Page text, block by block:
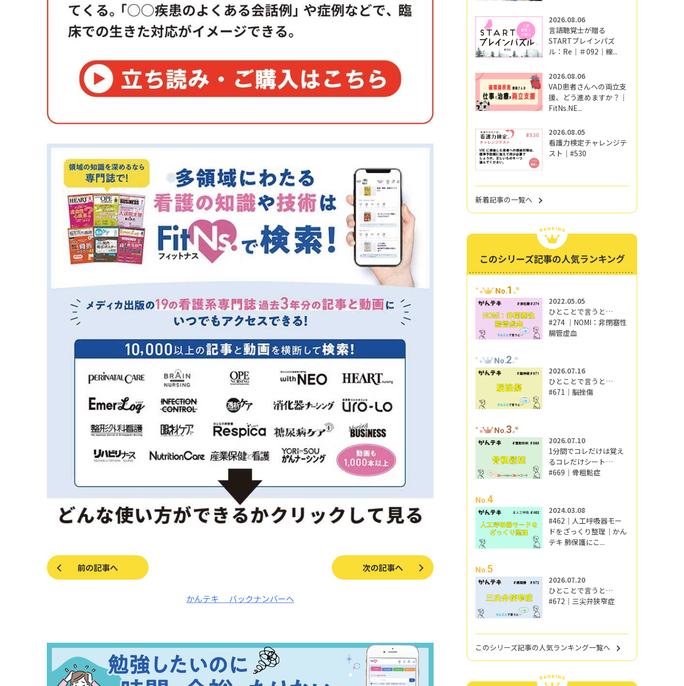
前の記事へ 次の記事へ
かんテキ バックナンバーへ
2026.08.06
言語聴覚士が贈る
STARTブレインパズ
ル：Re｜＃092｜線...
2026.08.06
VAD患者さんへの両立支
援、どう進めますか？｜
FitNs.NE...
2026.08.05
看護力検定チャレンジテ
スト｜#530
新着記事の一覧へ
このシリーズ記事の人気ランキング
No.1
2022.05.05
ひとことで言うと…
#274 ｜NOMI：非閉塞性
腸管虚血
No.2
2026.07.16
ひとことで言うと…
#671｜脳挫傷
No.3
2026.07.10
1分間でコレだけは覚え
るコレだけシート…
#669｜骨粗鬆症
No.4
2024.03.08
#462｜人工呼吸器モー
ドをざっくり整理｜かん
テキ 肺保護にこ...
No.5
2026.07.20
ひとことで言うと…
#672｜三尖弁狭窄症
このシリーズ記事の人気ランキング一覧へ